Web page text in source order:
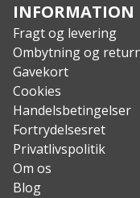
INFORMATION
Fragt og levering
Ombytning og
Gavekort
Cookies
Handelsbetingelser
Fortrydelsesret
Privatlivspolitik
Om os
Blog